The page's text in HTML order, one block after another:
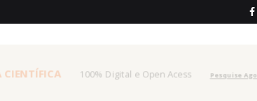
CIENTÍFICA 100% Digital e Open Acess Pesquise Agora